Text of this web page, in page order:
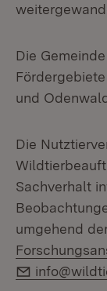
Die
und
Die
Sachverhalt
umgehend
E-Mail: